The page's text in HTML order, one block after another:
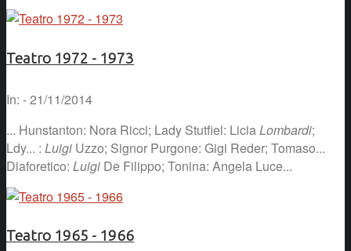
Teatro 1972 - 1973
In: - 21/11/2014
... Hunstanton: Nora Ricci; Lady Stutfiel: Licia Lombardi;
Ldy... : Luigi Uzzo; Signor Purgone: Gigi Reder; Tomaso...
Diaforetico: Luigi De Filippo; Tonina: Angela Luce...
Teatro 1965 - 1966